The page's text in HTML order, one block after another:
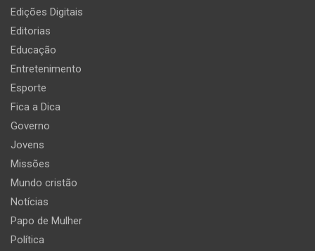
Edições Digitais
Editorias
Educação
Entretenimento
Esporte
Fica a Dica
Governo
Jovens
Missões
Mundo cristão
Notícias
Papo de Mulher
Política